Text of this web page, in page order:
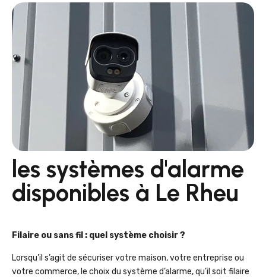
les systèmes d'alarme
disponibles à Le Rheu
Filaire ou sans fil : quel système choisir ?
Lorsqu’il s’agit de sécuriser votre maison, votre entreprise ou
votre commerce, le choix du système d’alarme, qu’il soit filaire